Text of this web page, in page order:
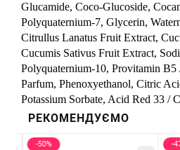
Glucamide, Coco-Glucoside,
Polyquaternium-7, Glycerin,
Citrullus Lanatus Fruit Extract,
Cucumis Sativus Fruit Extract,
Polyquaternium-10, Provitamin B5
Parfum, Phenoxyethanol, Citric
Potassium Sorbate, Acid Red 33 /
РЕКОМЕНДУЄМО
-50%
-